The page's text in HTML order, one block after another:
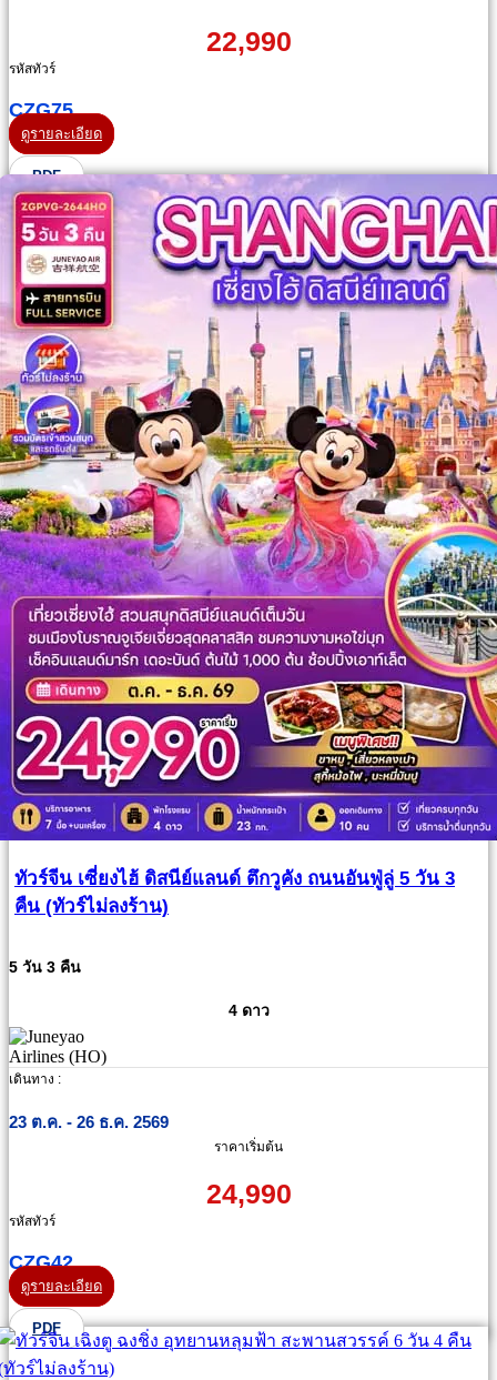
22,990
รหัสทัวร์
CZG75
ดูรายละเอียด
PDF
ทัวร์จีน เซี่ยงไฮ้ ดิสนีย์แลนด์ ตึกวูคัง ถนนอันฟู่ลู่ 5 วัน 3
คืน (ทัวร์ไม่ลงร้าน)
5 วัน 3 คืน
4 ดาว
เดินทาง :
23 ต.ค. - 26 ธ.ค. 2569
ราคาเริ่มต้น
24,990
รหัสทัวร์
CZG42
ดูรายละเอียด
PDF